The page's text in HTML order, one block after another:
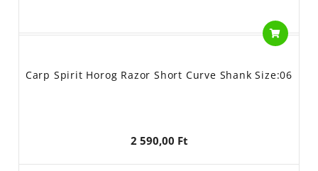
Carp Spirit Horog Razor Short Curve Shank Size:06
2 590,00 Ft